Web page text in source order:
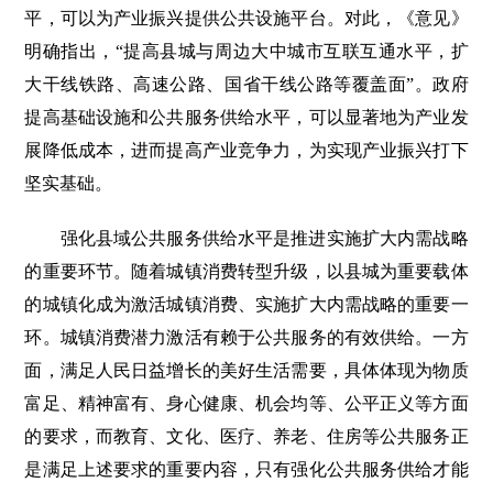
平，可以为产业振兴提供公共设施平台。对此，《意见》
明确指出，“提高县城与周边大中城市互联互通水平，扩
大干线铁路、高速公路、国省干线公路等覆盖面”。政府
提高基础设施和公共服务供给水平，可以显著地为产业发
展降低成本，进而提高产业竞争力，为实现产业振兴打下
坚实基础。
强化县域公共服务供给水平是推进实施扩大内需战略
的重要环节。随着城镇消费转型升级，以县城为重要载体
的城镇化成为激活城镇消费、实施扩大内需战略的重要一
环。城镇消费潜力激活有赖于公共服务的有效供给。一方
面，满足人民日益增长的美好生活需要，具体体现为物质
富足、精神富有、身心健康、机会均等、公平正义等方面
的要求，而教育、文化、医疗、养老、住房等公共服务正
是满足上述要求的重要内容，只有强化公共服务供给才能